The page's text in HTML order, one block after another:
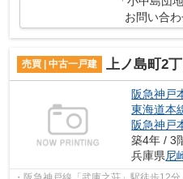
お問い合
売買 | 中古一戸建 上ノ島町2丁
阪急神戸
東海道本
阪急神戸
築4年 / 3
兵庫県尼